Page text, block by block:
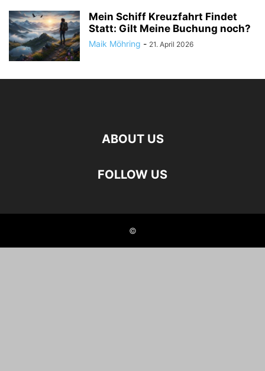
Mein Schiff Kreuzfahrt Findet
Statt: Gilt Meine Buchung noch?
Maik Möhring - 21. April 2026
ABOUT US
FOLLOW US
©